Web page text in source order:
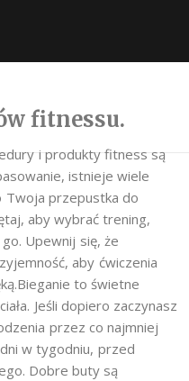
fitnessu.
i produkty fitness są
istnieje wiele
Twoja przepustka do
aby wybrać trening,
Upewnij się, że
aby ćwiczenia
to świetne
Jeśli dopiero zaczynasz
przez co najmniej
w tygodniu, przed
Dobre buty są